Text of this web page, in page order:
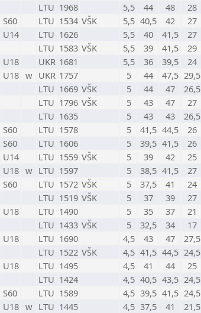
LTU 1968 5,5 44 48 28
S60 LTU 1534 VŠK 5,5 40,5 42 27
U14 LTU 1626 5,5 40 41,5 27
LTU 1583 VŠK 5,5 39 41,5 29
U18 UKR 1681 5,5 36 39,5 24
U18 w UKR 1757 5 44 47,5 29,5
LTU 1669 VŠK 5 44 47 26,5
LTU 1796 VŠK 5 43 47 27
LTU 1635 5 43 43 26,5
S60 LTU 1578 5 41,5 44,5 26
S60 LTU 1606 5 39,5 41,5 26
U14 LTU 1559 VŠK 5 39 42 25
U18 w LTU 1597 5 38,5 41,5 27
S60 LTU 1572 VŠK 5 37,5 41 24
LTU 1519 VŠK 5 37 39 27
U18 LTU 1490 5 35 37 21
LTU 1433 VŠK 5 32,5 34 17
U18 LTU 1690 4,5 43 47 27,5
LTU 1522 VŠK 4,5 41,5 44,5 24,5
U18 LTU 1495 4,5 41 44 25
LTU 1424 4,5 40,5 43,5 24,5
S60 LTU 1589 4,5 39,5 41,5 24,5
U18 w LTU 1445 4,5 37,5 41 21,5